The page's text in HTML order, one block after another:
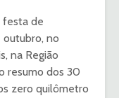
festa de
outubro, no
na Região
resumo dos 30
zero quilômetro